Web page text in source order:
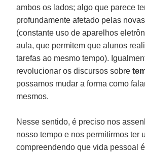
ambos os lados; algo que parece
profundamente afetado pelas
(constante uso de aparelhos
aula, que permitem que alunos
tarefas ao mesmo tempo).
revolucionar os discursos sobre
possamos mudar a forma como
mesmos.
Nesse sentido, é preciso nos
nosso tempo e nos permitirmos ter
compreendendo que vida pessoal